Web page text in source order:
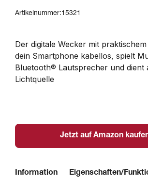
Artikelnummer:15321
Der digitale Wecker mit
dein Smartphone kabellos, spielt
Bluetooth® Lautsprecher und dient
Lichtquelle
Jetzt auf Amazon
Information Eigenschaften/